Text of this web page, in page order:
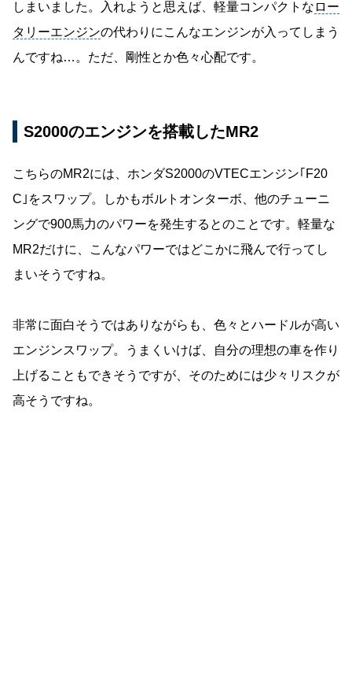
しまいました。入れようと思えば、軽量コンパクトな ロー
タリーエンジンの代わりにこんなエンジンが入ってしまう
んですね…。ただ、剛性とか色々心配です。
S2000のエンジンを搭載したMR2
こちらのMR2には、ホンダS2000のVTECエンジン｢F20
C｣をスワップ。しかもボルトオンターボ、他のチューニ
ングで900馬力のパワーを発生するとのことです。軽量な
MR2だけに、こんなパワーではどこかに飛んで行ってし
まいそうですね。
非常に面白そうではありながらも、色々とハードルが高い
エンジンスワップ。うまくいけば、自分の理想の車を作り
上げることもできそうですが、そのためには少々リスクが
高そうですね。